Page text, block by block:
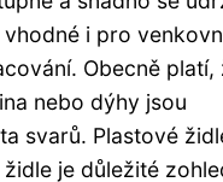
i pro
Obecně platí,
nebo dýhy jsou
svarů. Plastové
je důležité